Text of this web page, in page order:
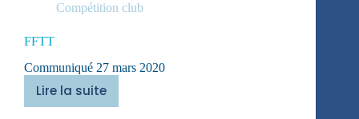
Compétition club
FFTT
Communiqué 27 mars 2020
Lire la suite
FFTT